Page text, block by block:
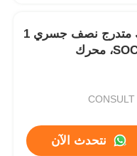
شريحة محرك متدرج نصف جسري 1
أمبير، محرك SOC، محرك
نتحدث الآن